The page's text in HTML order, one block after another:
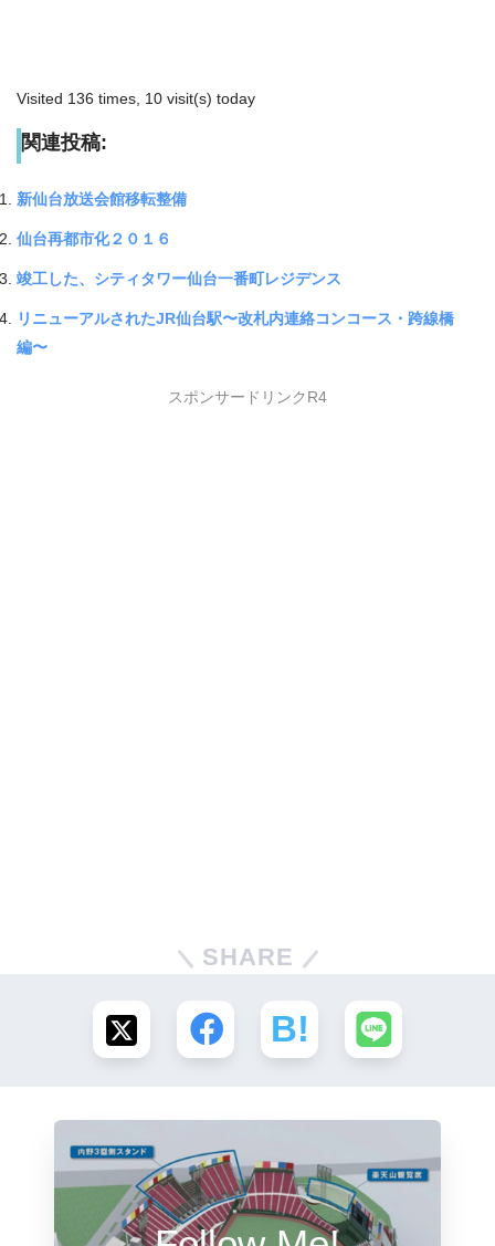
Visited 136 times, 10 visit(s) today
関連投稿:
新仙台放送会館移転整備
仙台再都市化２０１６
竣工した、シティタワー仙台一番町レジデンス
リニューアルされたJR仙台駅〜改札内連絡コンコース・跨線橋
編〜
スポンサードリンクR4
SHARE